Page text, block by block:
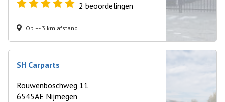
2 beoordelingen
Op +- 3 km afstand
SH Carparts
Rouwenboschweg 11
6545AE Nijmegen